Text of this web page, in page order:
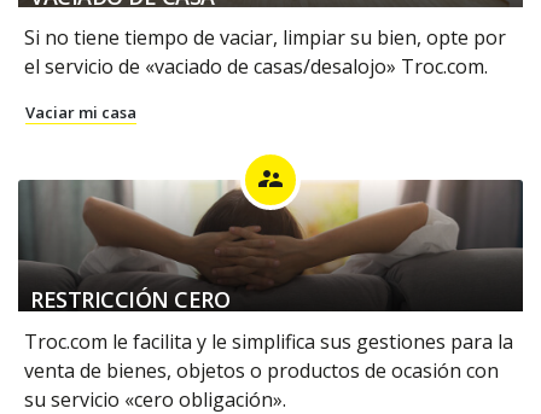
Si no tiene tiempo de vaciar, limpiar su bien, opte por
el servicio de «vaciado de casas/desalojo» Troc.com.
Vaciar mi casa
supervisor_account
RESTRICCIÓN CERO
Troc.com le facilita y le simplifica sus gestiones para la
venta de bienes, objetos o productos de ocasión con
su servicio «cero obligación».